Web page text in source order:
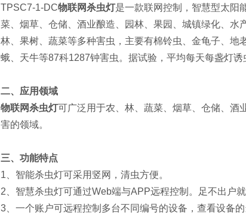
TPSC7-1-DC物联网杀虫灯是一款联网控制，智慧型太阳
菜、烟草、仓储、酒业酿造、园林、果园、城镇绿化、水
林、果树、蔬菜等多种害虫，主要有棉铃虫、金龟子、
蛾、天牛等87科1287钟害虫。据试验，平均每天每盏灯
二、应用领域
物联网杀虫灯可广泛用于农、林、蔬菜、烟草、仓储、酒
害的领域。
三、功能特点
1、智能杀虫灯可采用竖网，清虫方便。
2、智慧杀虫灯可通过Web端与APP远程控制。足不出户
3、一个账户可远程控制多台不同编号的设备，查看设备